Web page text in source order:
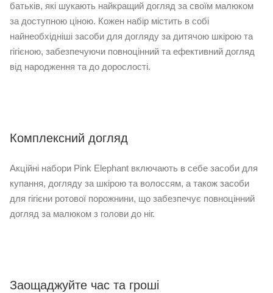
батьків, які шукають найкращий догляд за своїм малюком
за доступною ціною. Кожен набір містить в собі
найнеобхідніші засоби для догляду за дитячою шкірою та
гігієною, забезпечуючи повноцінний та ефективний догляд
від народження та до дорослості.
Комплексний догляд
Акційні набори Pink Elephant включають в себе засоби для
купання, догляду за шкірою та волоссям, а також засоби
для гігієни ротової порожнини, що забезпечує повноцінний
догляд за малюком з голови до ніг.
Заощаджуйте час та гроші